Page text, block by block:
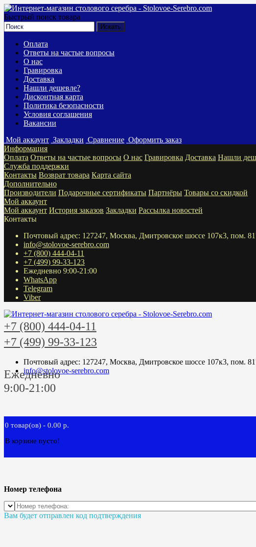
Быстрый поиск товара
Оплата
Ответы на частые вопросы
О нас
Гравировка
Доставка
Нашли дешевле?
Дисконтная карта
Политика безопасности
Условия соглашения
Вакансии
Мой аккаунт Закладки Сравнение Оформить заказ
Информация
Оплата Ответы на частые вопросы О нас Гравировка Доставка Нашли
Служба поддержки
Контакты Возврат товара Карта сайта
Дополнительно
Производители Подарочные сертификаты Партнёры Товары со скидкой
Мой аккаунт
Мой аккаунт История заказов Закладки Рассылка новостей
Контакты
Почтовый адрес: 127247, Москва, Дмитровское шоссе 107к3, пом.
info@stolovoe-serebro.com
+7 (800) 444-04-11
+7 (499) 99-33-123
Ежедневно 9:00-21:00
WhatsApp
Telegram
Viber
+7 (800) 444-04-11
+7 (499) 99-33-123
Почтовый адрес: 127247, Москва, Дмитровское шоссе 107к3, пом.
info@stolovoe-serebro.com
Ежедневно
9:00-21:00
0 товар(ов) - 0.00 р.
В корзине пусто!
Номер телефона
Вам будет отправлен код подтверждения